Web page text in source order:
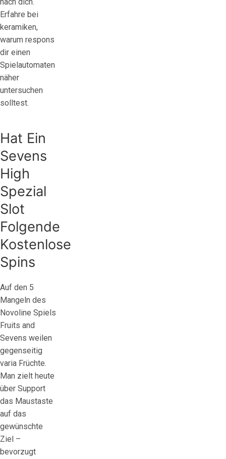
Erfahre bei
keramiken,
warum respons
dir einen
Spielautomaten
näher
untersuchen
solltest.
Hat Ein
Sevens
High
Spezial
Slot
Folgende
Kostenlose
Spins
Auf den 5
Mangeln des
Novoline Spiels
Fruits and
Sevens weilen
gegenseitig
varia Früchte.
Man zielt heute
über Support
das Maustaste
auf das
gewünschte
Ziel –
bevorzugt